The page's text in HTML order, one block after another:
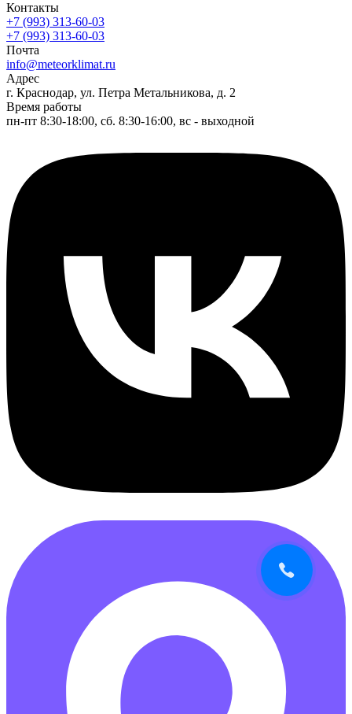
Контакты
+7 (993) 313-60-03
+7 (993) 313-60-03
Почта
info@meteorklimat.ru
Адрес
г. Краснодар, ул. Петра Метальникова, д. 2
Время работы
пн-пт 8:30-18:00, сб. 8:30-16:00, вс - выходной